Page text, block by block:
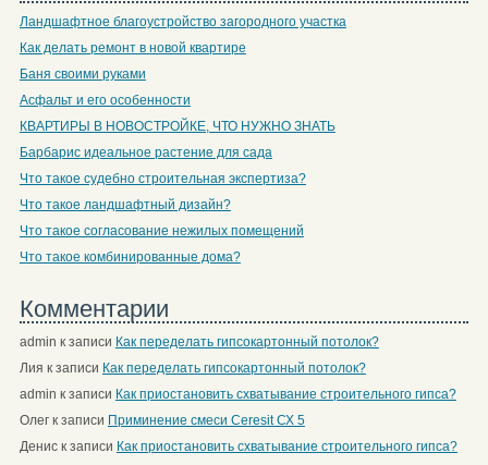
Ландшафтное благоустройство загородного участка
Как делать ремонт в новой квартире
Баня своими руками
Асфальт и его особенности
КВАРТИРЫ В НОВОСТРОЙКЕ, ЧТО НУЖНО ЗНАТЬ
Барбарис идеальное растение для сада
Что такое судебно строительная экспертиза?
Что такое ландшафтный дизайн?
Что такое согласование нежилых помещений
Что такое комбинированные дома?
Комментарии
admin к записи Как переделать гипсокартонный потолок?
Лия к записи Как переделать гипсокартонный потолок?
admin к записи Как приостановить схватывание строительного гипса?
Олегк записи Приминение смеси Ceresit СХ 5
Дениск записи Как приостановить схватывание строительного гипса?